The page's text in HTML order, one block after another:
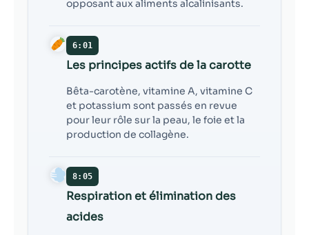
opposant aux aliments alcalinisants.
6:01
Les principes actifs de la carotte
Bêta-carotène, vitamine A, vitamine C
et potassium sont passés en revue
pour leur rôle sur la peau, le foie et la
production de collagène.
8:05
Respiration et élimination des
acides